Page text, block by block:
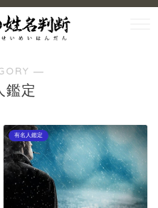
―
鑑定
有名人鑑定